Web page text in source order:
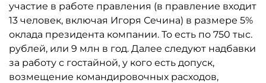
участие в работе правления (в правление входит
13 человек, включая Игоря Сечина) в размере 5%
оклада президента компании. То есть по 750 тыс.
рублей, или 9 млн в год. Далее следуют надбавки
за работу с гостайной, у кого есть допуск,
возмещение командировочных расходов,